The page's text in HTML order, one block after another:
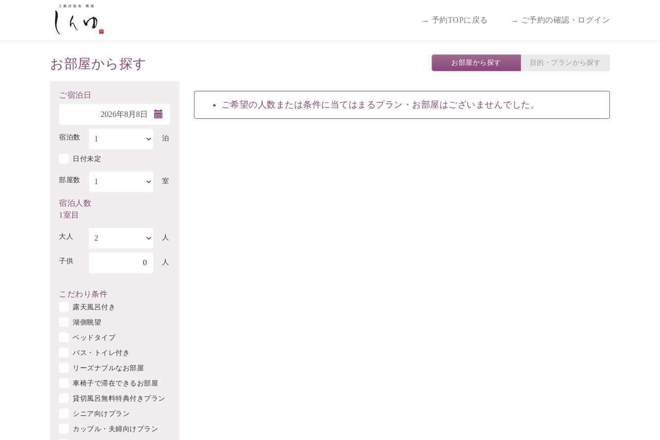
→ 予約TOPに戻る → ご予約の確認・ログイン
お部屋から探す お部屋から探す 目的・プランから探す
ご宿泊日
宿泊数 泊
日付未定
部屋数 室
宿泊人数
1室目
大人 人
子供 0 人
こだわり条件
露天風呂付き
湖側眺望
ベッドタイプ
バス・トイレ付き
リーズナブルなお部屋
車椅子で滞在できるお部屋
貸切風呂無料特典付きプラン
シニア向けプラン
カップル・夫婦向けプラン
ご希望の人数または条件に当てはまるプラン・お部屋はございませんでした。